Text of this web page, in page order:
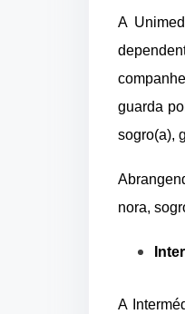
A
guarda
sogro(a),
nora,
A